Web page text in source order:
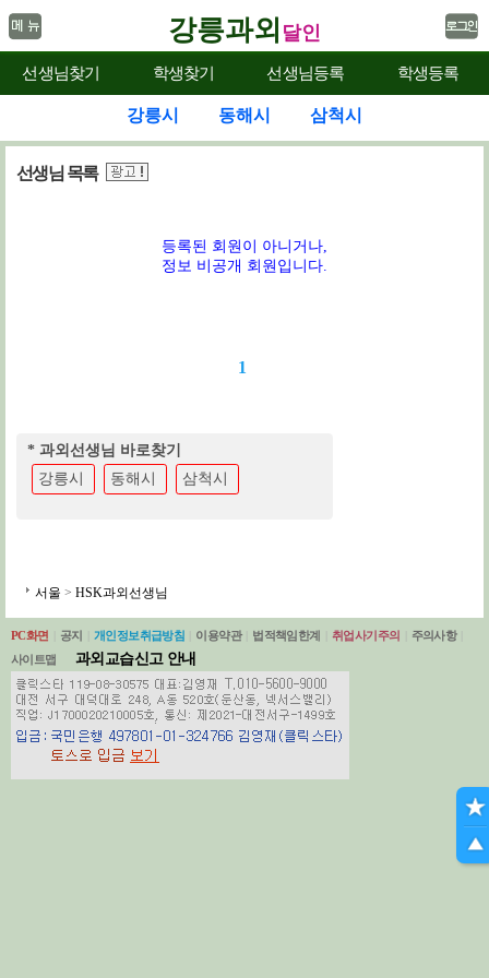
강릉과외 달인
선생님찾기 학생찾기 선생님등록 학생등록
강릉시 동해시 삼척시
선생님 목록
등록된 회원이 아니거나,
정보 비공개 회원입니다.
1
* 과외선생님 바로찾기
강릉시
동해시 삼척시
서울 > HSK과외선생님
PC화면 공지 개인정보취급방침 이용약관 법적책임한계 취업사기주의 주의사항
사이트맵
과외교습신고 안내